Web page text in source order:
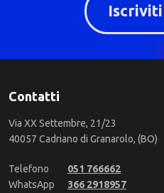
Contatti
Via XX Settembre, 21/23
40057 Cadriano di Granarolo, (BO)
Telefono
051 766662
WhatsApp
366 2918957